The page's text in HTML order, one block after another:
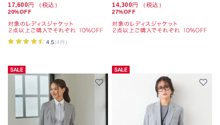
17,600円 （税込）
20%OFF
4.5(4件)
14,300円 （税込）
27%OFF